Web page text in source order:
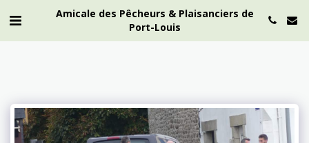
Amicale des Pêcheurs & Plaisanciers de
Port-Louis